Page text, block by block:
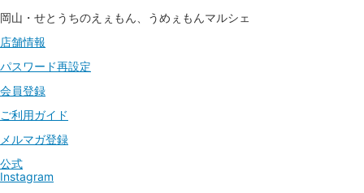
岡山・せとうちのえぇもん、うめぇもんマルシェ
店舗情報
パスワード再設定
会員登録
ご利用ガイド
メルマガ登録
公式
Instagram